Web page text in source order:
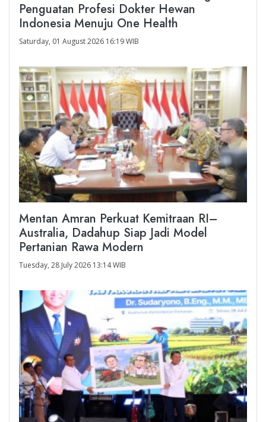
Penguatan Profesi Dokter Hewan
Indonesia Menuju One Health
Saturday, 01 August 2026 16:19 WIB
Mentan Amran Perkuat Kemitraan RI–
Australia, Dadahup Siap Jadi Model
Pertanian Rawa Modern
Tuesday, 28 July 2026 13:14 WIB